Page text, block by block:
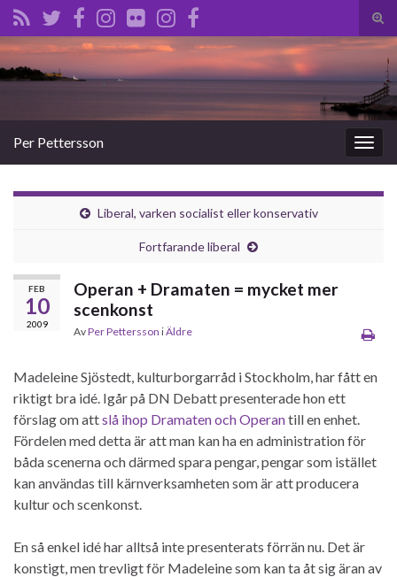
Slå
på/
Search for:
Slå
på/av
Per Pettersson
Liberal, varken socialist eller konservativ
Fortfarande liberal
FEB
10
2009
Operan + Dramaten = mycket mer
scenkonst
AvPer Pettersson iÄldre
Madeleine Sjöstedt, kulturborgarråd i Stockholm, har fått en
riktigt bra idé. Igår på DN Debatt presenterade hon ett
förslag om attslå ihop Dramaten och Operantill en enhet.
Fördelen med detta är att man kan ha en administration för
båda scenerna och därmed spara pengar, pengar som istället
kan användas till kärnverksamheten som är att producera
kultur och scenkonst.
En så enkel idé har alltså inte presenterats förrän nu. Det är
konstigt, men trevligt för Madeleine som kan ta åt sig äran av